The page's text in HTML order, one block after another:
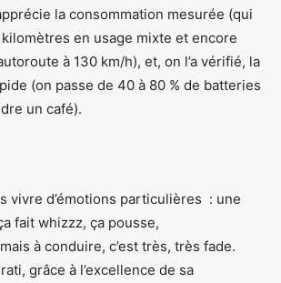
la consommation mesurée (qui
en usage mixte et encore
à 130 km/h), et, on l’a vérifié, la
(on passe de 40 à 80 % de batteries
un café).
vivre d’émotions particulières : une
fait whizzz, ça pousse,
à conduire, c’est très, très fade.
grâce à l’excellence de sa